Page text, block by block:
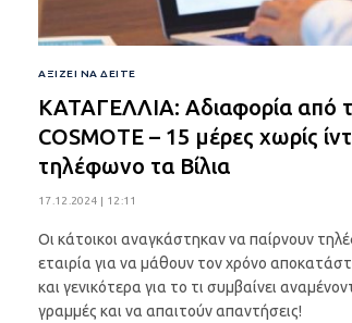
ΑΞΊΖΕΙ ΝΑ ΔΕΊΤΕ
ΚΑΤΑΓΕΛΛΙΑ: Αδιαφορία από
COSMOTE – 15 μέρες χωρίς
τηλέφωνο τα Βίλια
17.12.2024 | 12:11
Οι κάτοικοι αναγκάστηκαν να παίρνουν
εταιρία για να μάθουν τον χρόνο
και γενικότερα για το τι συμβαίνει
γραμμές και να απαιτούν απαντήσεις!